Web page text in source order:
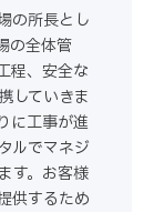
の所長とし
の全体管
程、安全な
していきま
に工事が進
ルでマネジ
す。お客様
供するため